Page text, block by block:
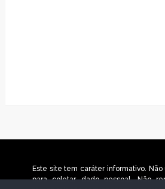
Este site tem caráter informativo.
para coletar dado pessoal. Não